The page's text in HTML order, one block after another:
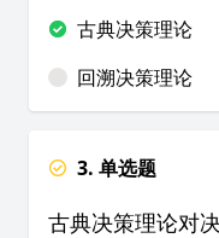
古典决策理论
回溯决策理论
3. 单选题
古典决策理论对